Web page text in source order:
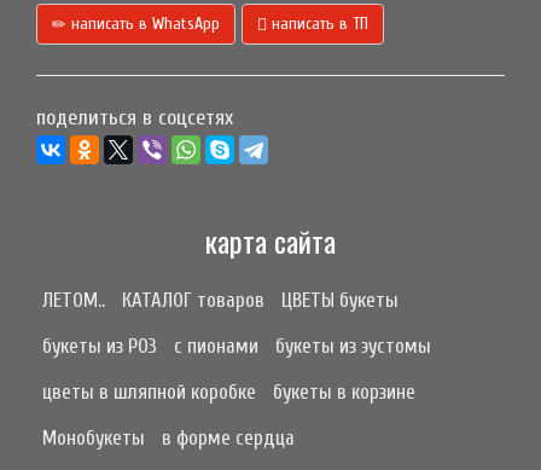
написать в WhatsApp написать в ТП
поделиться в соцсетях
карта сайта
ЛЕТОМ.. КАТАЛОГ товаров
ЦВЕТЫ букеты
букеты из РОЗ
с пионами
букеты из эустомы
цветы в шляпной коробке
букеты в корзине
Монобукеты
в форме сердца